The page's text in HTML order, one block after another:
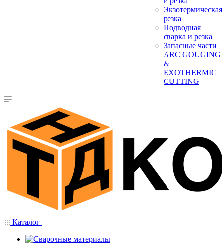
Экзотермическая
резка
Подводная
сварка и резка
Запасные части
ARC GOUGING
&
EXOTHERMIC
CUTTING
Каталог